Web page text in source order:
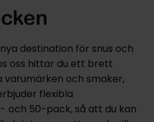
destination för snus och
oss hittar du ett brett
och smaker,
flexibla
och 50-pack, så att du kan